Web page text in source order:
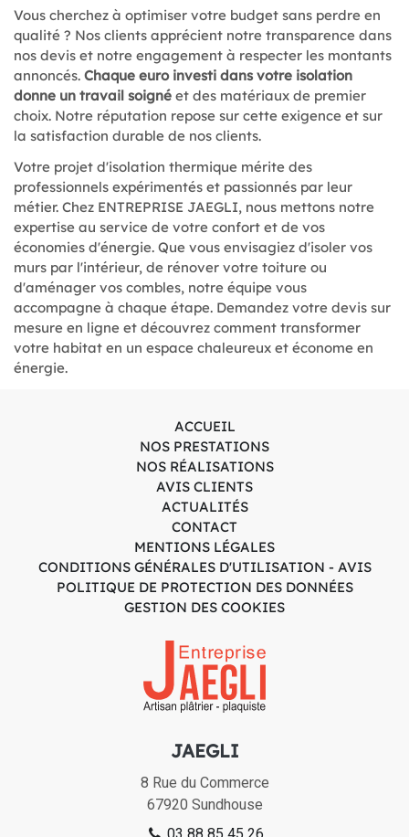
Vous cherchez à optimiser votre budget sans perdre en
qualité ? Nos clients apprécient notre transparence dans
nos devis et notre engagement à respecter les montants
annoncés. Chaque euro investi dans votre isolation
donne un travail soigné et des matériaux de premier
choix. Notre réputation repose sur cette exigence et sur
la satisfaction durable de nos clients.
Votre projet d'isolation thermique mérite des
professionnels expérimentés et passionnés par leur
métier. Chez ENTREPRISE JAEGLI, nous mettons notre
expertise au service de votre confort et de vos
économies d'énergie. Que vous envisagiez d'isoler vos
murs par l'intérieur, de rénover votre toiture ou
d'aménager vos combles, notre équipe vous
accompagne à chaque étape. Demandez votre devis sur
mesure en ligne et découvrez comment transformer
votre habitat en un espace chaleureux et économe en
énergie.
ACCUEIL
NOS PRESTATIONS
NOS RÉALISATIONS
AVIS CLIENTS
ACTUALITÉS
CONTACT
MENTIONS LÉGALES
CONDITIONS GÉNÉRALES D'UTILISATION - AVIS
POLITIQUE DE PROTECTION DES DONNÉES
GESTION DES COOKIES
JAEGLI
8 Rue du Commerce
67920 Sundhouse